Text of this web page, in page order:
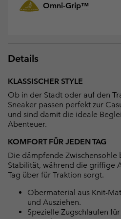
Omni-Grip™
Details
KLASSISCHER STYLE
Ob in der Stadt oder auf den
Sneaker passen perfekt zur
und sind damit die ideale
Abenteuer.
KOMFORT FÜR JEDEN TAG
Die dämpfende Zwischensohle
Stabilität, während die griffige
Tag über für Traktion sorgt.
Obermaterial aus Knit-
und Ausziehen.
Spezielle Zugschlaufen